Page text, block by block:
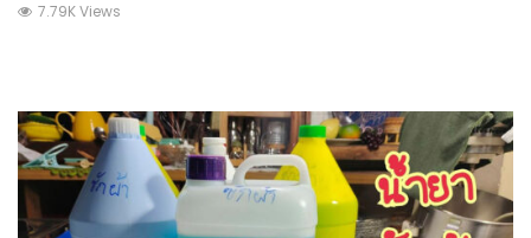
7.79K Views